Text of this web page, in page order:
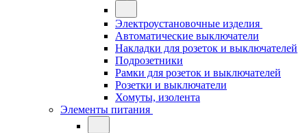
Электроустановочные изделия
Автоматические выключатели
Накладки для розеток и выключателей
Подрозетники
Рамки для розеток и выключателей
Розетки и выключатели
Хомуты, изолента
Элементы питания